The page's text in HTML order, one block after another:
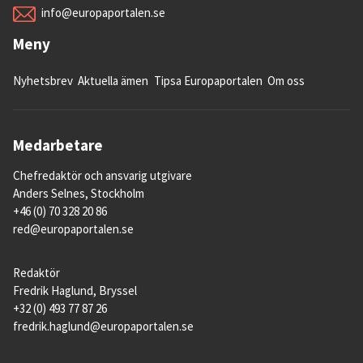
info@europaportalen.se
Meny
Nyhetsbrev Aktuella ämen Tipsa Europaportalen Om oss
Medarbetare
Chefredaktör och ansvarig utgivare
Anders Selnes, Stockholm
+46 (0) 70 328 20 86
red@europaportalen.se
Redaktör
Fredrik Haglund, Bryssel
+32 (0) 493 77 87 26
fredrik.haglund@europaportalen.se